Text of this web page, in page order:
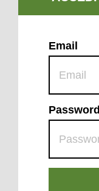
Email
Password